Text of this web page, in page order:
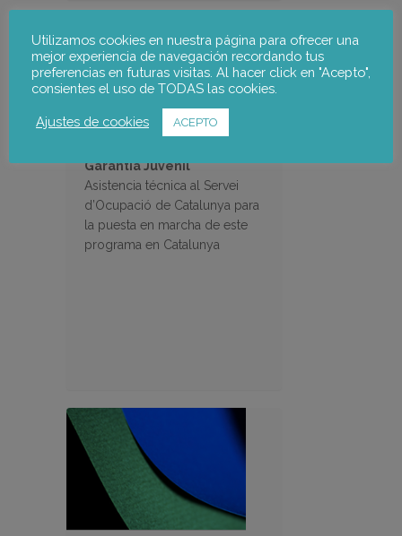
Garantía Juvenil
Asistencia técnica al Servei
d’Ocupació de Catalunya para
la puesta en marcha de este
programa en Catalunya
Utilizamos cookies en nuestra página para ofrecer una
mejor experiencia de navegación recordando tus
preferencias en futuras visitas. Al hacer click en "Acepto",
consientes el uso de TODAS las cookies.
Ajustes de cookies ACEPTO